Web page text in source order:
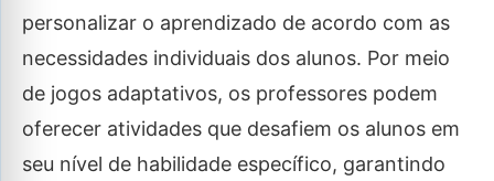
personalizar o aprendizado de acordo com as
necessidades individuais dos alunos. Por meio
de jogos adaptativos, os professores podem
oferecer atividades que desafiem os alunos em
seu nível de habilidade específico, garantindo